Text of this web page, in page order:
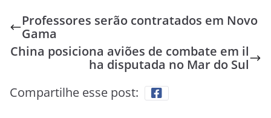
Professores serão contratados em Novo
Gama
China posiciona aviões de combate em il
ha disputada no Mar do Sul
Compartilhe esse post: